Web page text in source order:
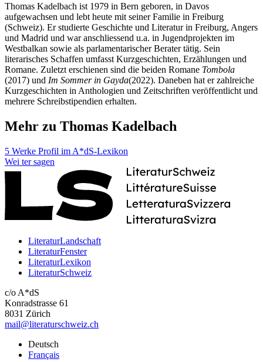
Thomas Kadelbach ist 1979 in Bern geboren, in Davos
aufgewachsen und lebt heute mit seiner Familie in Freiburg
(Schweiz). Er studierte Geschichte und Literatur in Freiburg, Angers
und Madrid und war anschliessend u.a. in Jugendprojekten im
Westbalkan sowie als parlamentarischer Berater tätig. Sein
literarisches Schaffen umfasst Kurzgeschichten, Erzählungen und
Romane. Zuletzt erschienen sind die beiden Romane Tombola
(2017) und Im Sommer in Gayda(2022). Daneben hat er zahlreiche
Kurzgeschichten in Anthologien und Zeitschriften veröffentlicht und
mehrere Schreibstipendien erhalten.
Mehr zu Thomas Kadelbach
5 Werke Profil im A*dS-Lexikon
Wei ter sagen
LiteraturLandschaft
LiteraturFenster
LiteraturLexikon
LiteraturSchweiz
c/o A*dS
Konradstrasse 61
8031 Zürich
mail@literaturschweiz.ch
Deutsch
Français